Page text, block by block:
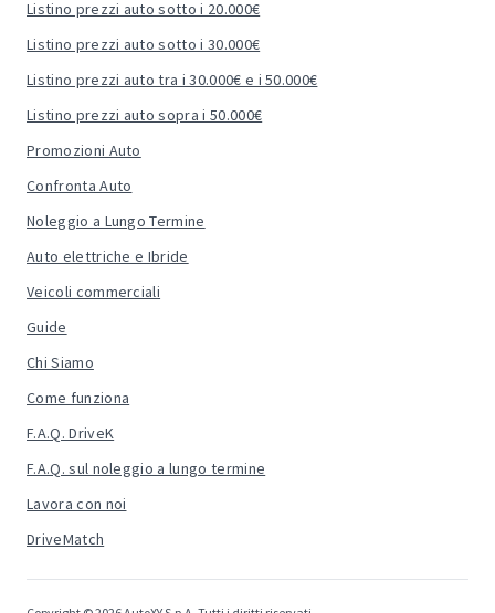
Listino prezzi auto sotto i 20.000€
Listino prezzi auto sotto i 30.000€
Listino prezzi auto tra i 30.000€ e i 50.000€
Listino prezzi auto sopra i 50.000€
Promozioni Auto
Confronta Auto
Noleggio a Lungo Termine
Auto elettriche e Ibride
Veicoli commerciali
Guide
Chi Siamo
Come funziona
F.A.Q. DriveK
F.A.Q. sul noleggio a lungo termine
Lavora con noi
DriveMatch